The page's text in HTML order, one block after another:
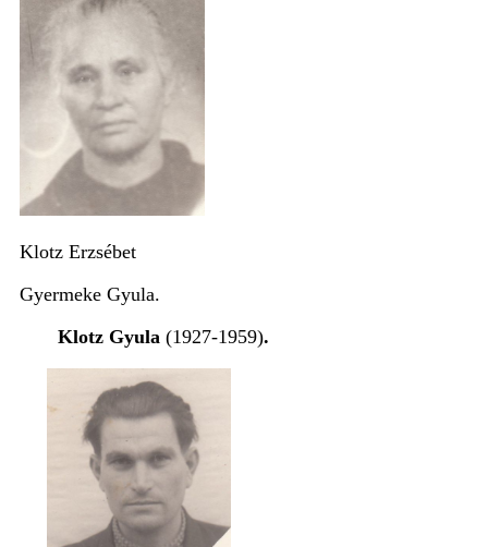
Klotz Erzsébet
Gyermeke Gyula.
Klotz Gyula (1927-1959).